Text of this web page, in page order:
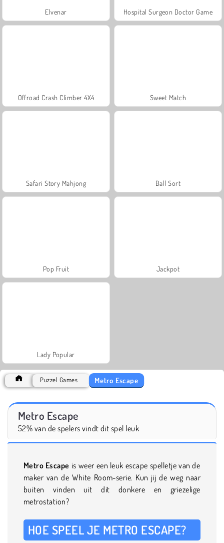
Elvenar Hospital Surgeon Doctor Game
Offroad Crash Climber 4X4 Sweet Match
Safari Story Mahjong Ball Sort
Pop Fruit Jackpot
Lady Popular
Puzzel Games Metro Escape
Metro Escape
52% van de spelers vindt dit spel leuk
Metro Escape is weer een leuk escape spelletje van de
maker van de White Room-serie. Kun jij de weg naar
buiten vinden uit dit donkere en griezelige
metrostation?
HOE SPEEL JE METRO ESCAPE?